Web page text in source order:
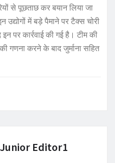
से पूछताछ कर बयान लिया जा
उद्योगों में बड़े पैमाने पर टैक्स चोरी
पर कार्रवाई की गई है। टीम की
गणना करने के बाद जुर्माना सहित
Junior Editor1